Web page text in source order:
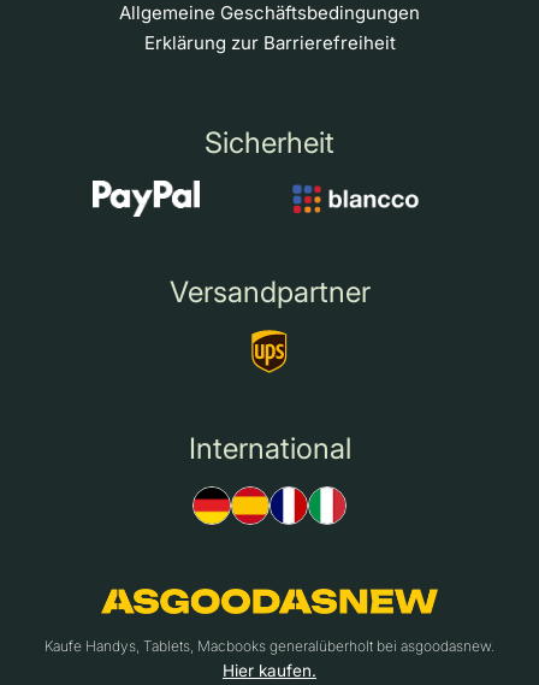
Allgemeine Geschäftsbedingungen
Erklärung zur Barrierefreiheit
Sicherheit
Versandpartner
International
Kaufe Handys, Tablets, Macbooks generalüberholt bei asgoodasnew.
Hier kaufen.